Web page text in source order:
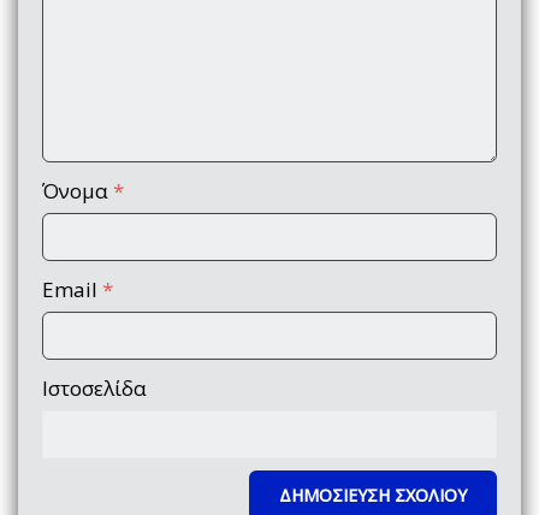
Όνομα *
Email *
Ιστοσελίδα